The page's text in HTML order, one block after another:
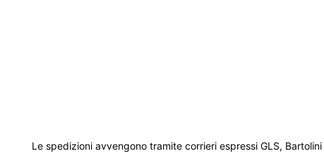
Le spedizioni avvengono tramite corrieri espressi GLS,